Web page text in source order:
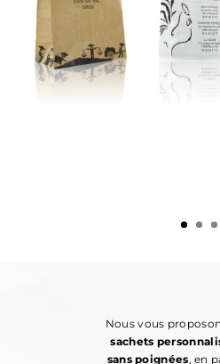
Nous vous
sachets
sans poignées, en